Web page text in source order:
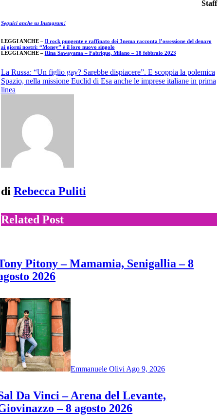
Staff
Seguici anche su Instagram!
LEGGI ANCHE – Il rock pungente e raffinato dei 3nema racconta l’ossessione del denaro
ai giorni nostri: “Money” è il loro nuovo singolo
LEGGI ANCHE – Rina Sawayama – Fabrique, Milano – 18 febbraio 2023
Navigazione
articoli
La Russa: “Un figlio gay? Sarebbe dispiacere”. E scoppia la polemica
Spazio, nella missione Euclid di Esa anche le imprese italiane in prima
linea
di Rebecca Puliti
Related Post
Pitony – Mamamia, Senigallia – 8
2026
Emmanuele Olivi Ago 9, 2026
Da Vinci – Arena del Levante,
– 8 agosto 2026